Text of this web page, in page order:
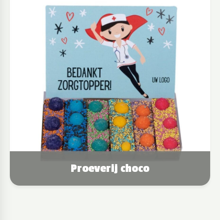
Proeverij choco